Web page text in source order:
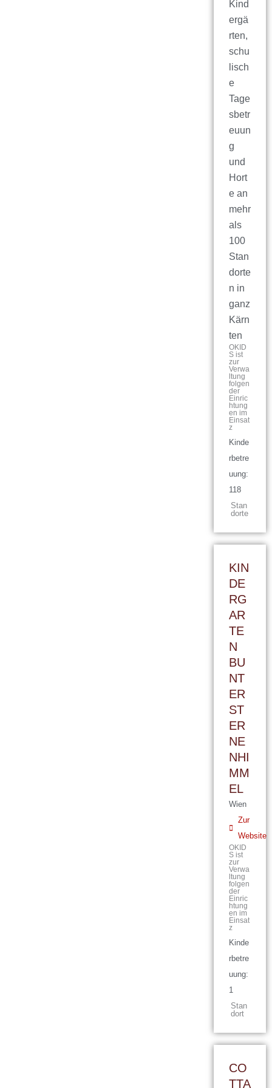
Kind
ergä
rten,
schu
lisch
e
Tage
sbetr
euun
g
und
Hort
e an
mehr
als
100
Stan
dorte
n in
ganz
Kärn
ten
OKID
S ist
zur
Verwa
ltung
folgen
der
Einric
htung
en im
Einsat
z
Kinde
rbetre
uung:
118
Stan
dorte
KIN
DE
RG
AR
TE
N
BU
NT
ER
ST
ER
NE
NHI
MM
EL
Wien
Zur
Website
OKID
S ist
zur
Verwa
ltung
folgen
der
Einric
htung
en im
Einsat
z
Kinde
rbetre
uung:
1
Stan
dort
CO
TTA